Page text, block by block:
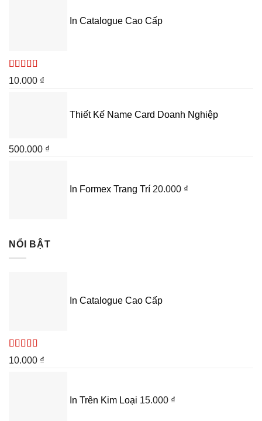
In Catalogue Cao Cấp
Được xếp
hạng5.00
10.000 ₫
Thiết Kế Name Card Doanh Nghiệp
500.000 ₫
In Formex Trang Trí 20.000 ₫
NỔI BẬT
In Catalogue Cao Cấp
Được xếp
hạng5.00
10.000 ₫
In Trên Kim Loại 15.000 ₫